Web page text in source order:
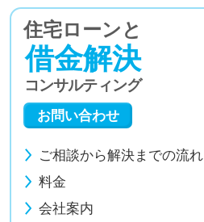
住宅ローンと
借金解決
コンサルティング
お問い合わせ
ご相談から解決までの流れ
料金
会社案内